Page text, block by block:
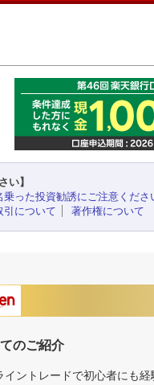
い】
乗った投資勧誘にご注意くださ
引について
著作権について
のご紹介
ントレードで初心者にも